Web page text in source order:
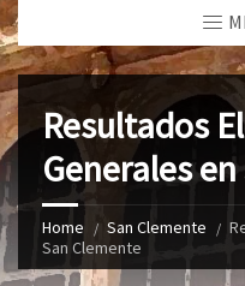
Resultados
Generales
Home San Clemente
San Clemente